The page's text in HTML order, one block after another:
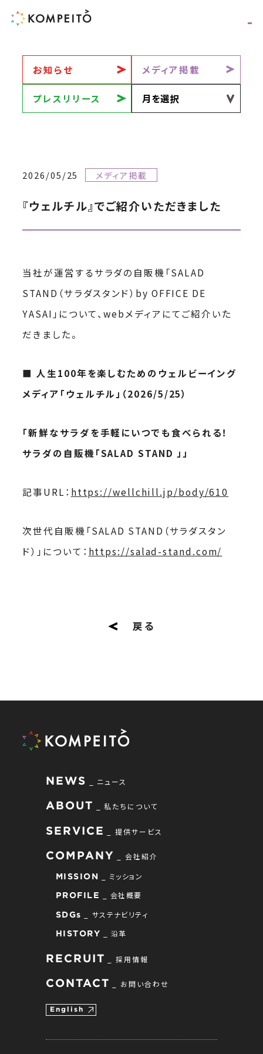
お知らせ メディア掲載
プレスリリース
2026/05/25 メディア掲載
『ウェルチル』でご紹介いただきました
当社が運営するサラダの自販機「SALAD
STAND（サラダスタンド）by OFFICE DE
YASAI」について、webメディアにてご紹介いた
だきました。
■ 人生100年を楽しむためのウェルビーイング
メディア「ウェルチル」（2026/5/25）
「新鮮なサラダを手軽にいつでも食べられる！
サラダの自販機「SALAD STAND 」」
記事URL： https://wellchill.jp/body/610
次世代自販機「SALAD STAND（サラダスタン
ド）」について： https://salad-stand.com/
戻る
NEWS ニュース
ABOUT 私たちについて
SERVICE 提供サービス
COMPANY 会社紹介
MISSION ミッション
PROFILE 会社概要
SDGs サステナビリティ
HISTORY 沿革
RECRUIT 採用情報
CONTACT お問い合わせ
English